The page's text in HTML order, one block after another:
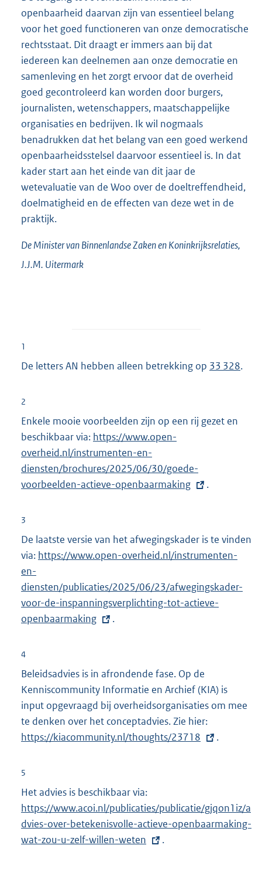
openbaarheid daarvan zijn van essentieel belang
voor het goed functioneren van onze democratische
rechtsstaat. Dit draagt er immers aan bij dat
iedereen kan deelnemen aan onze democratie en
samenleving en het zorgt ervoor dat de overheid
goed gecontroleerd kan worden door burgers,
journalisten, wetenschappers, maatschappelijke
organisaties en bedrijven. Ik wil nogmaals
benadrukken dat het belang van een goed werkend
openbaarheidsstelsel daarvoor essentieel is. In dat
kader start aan het einde van dit jaar de
wetevaluatie van de Woo over de doeltreffendheid,
doelmatigheid en de effecten van deze wet in de
praktijk.
De Minister van Binnenlandse Zaken en Koninkrijksrelaties,
J.J.M. Uitermark
1
De letters AN hebben alleen betrekking op 33 328.
2
Enkele mooie voorbeelden zijn op een rij gezet en
beschikbaar via: E
x
t
e
i
k
:
https://www.open-
overheid.nl/instrumenten-en-
diensten/brochures/2025/06/30/goede-
voorbeelden-actieve-openbaarmaking
.
3
De laatste versie van het afwegingskader is te vinden
via: E
t
e
r
https://www.open-overheid.nl/instrumenten-
en-
diensten/publicaties/2025/06/23/afwegingskader-
voor-de-inspanningsverplichting-tot-actieve-
openbaarmaking
.
4
Beleidsadvies is in afrondende fase. Op de
Kenniscommunity Informatie en Archief (KIA) is
input opgevraagd bij overheidsorganisaties om mee
te denken over het conceptadvies. Zie hier:
x
e
l
https://kiacommunity.nl/thoughts/23718 .
5
Het advies is beschikbaar via:
x
t
e
https://www.acoi.nl/publicaties/publicatie/gjqon1iz/a
dvies-over-betekenisvolle-actieve-openbaarmaking-
wat-zou-u-zelf-willen-weten
.